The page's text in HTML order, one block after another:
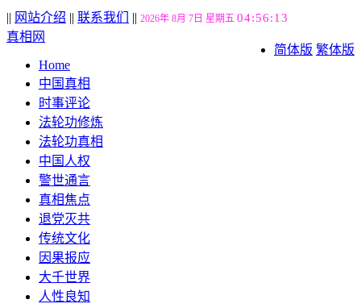
|| 网站介绍 || 联系我们 || 2026年 8月 7日 星期五 04:56:14
简体版 繁体版
真相网
Home
中国真相
时事评论
法轮功修炼
法轮功真相
中国人权
警世通言
真相焦点
退党灭共
传统文化
因果报应
大千世界
人性良知